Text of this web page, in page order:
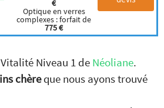
€
Optique en verres
complexes : forfait de
775 €
Niveau 1 de Néoliane.
chèreque nous ayons trouvé